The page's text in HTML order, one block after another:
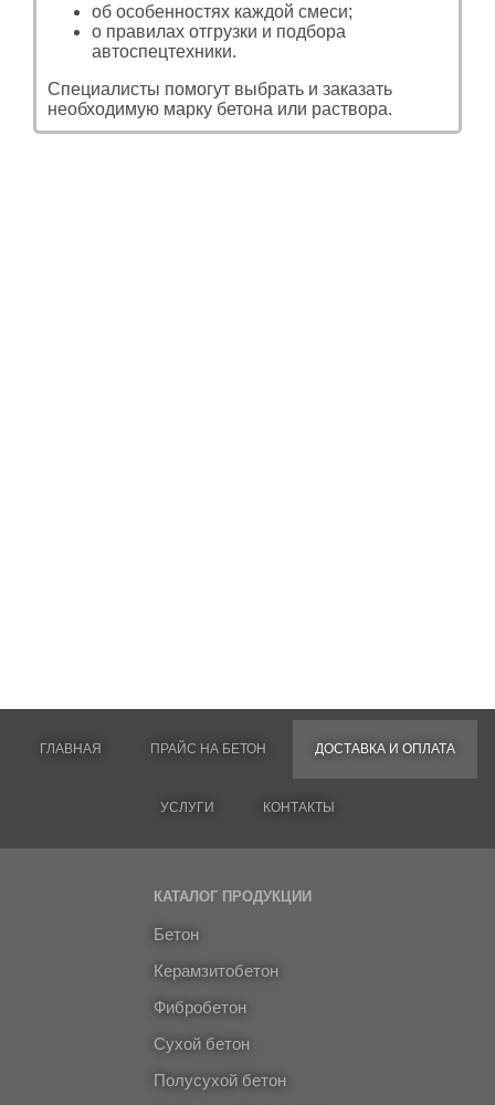
об особенностях каждой смеси;
о правилах отгрузки и подбора
автоспецтехники.
Специалисты помогут выбрать и заказать
необходимую марку бетона или раствора.
ГЛАВНАЯ ПРАЙС НА БЕТОН ДОСТАВКА И ОПЛАТА
УСЛУГИ КОНТАКТЫ
КАТАЛОГ ПРОДУКЦИИ
Бетон
Керамзитобетон
Фибробетон
Сухой бетон
Полусухой бетон